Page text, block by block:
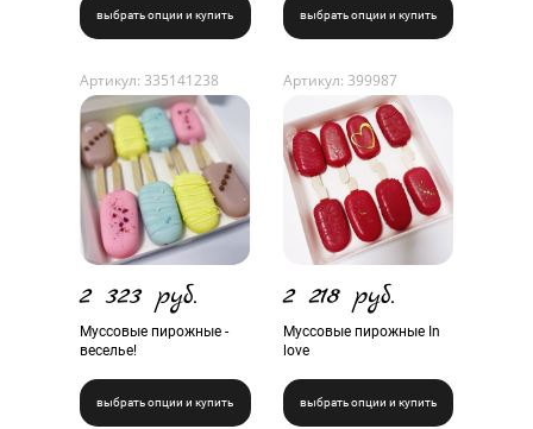
выбрать опции и купить выбрать опции и купить
Артикул: 335141238
2 323 руб.
Муссовые пирожные -
веселье!
выбрать опции и купить
Артикул: 399987
2 218 руб.
Муссовые пирожные In
love
выбрать опции и купить